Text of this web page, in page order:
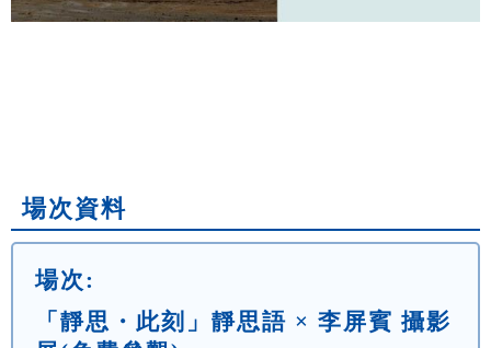
場次資料
場次:
「靜思・此刻」靜思語 × 李屏賓 攝影